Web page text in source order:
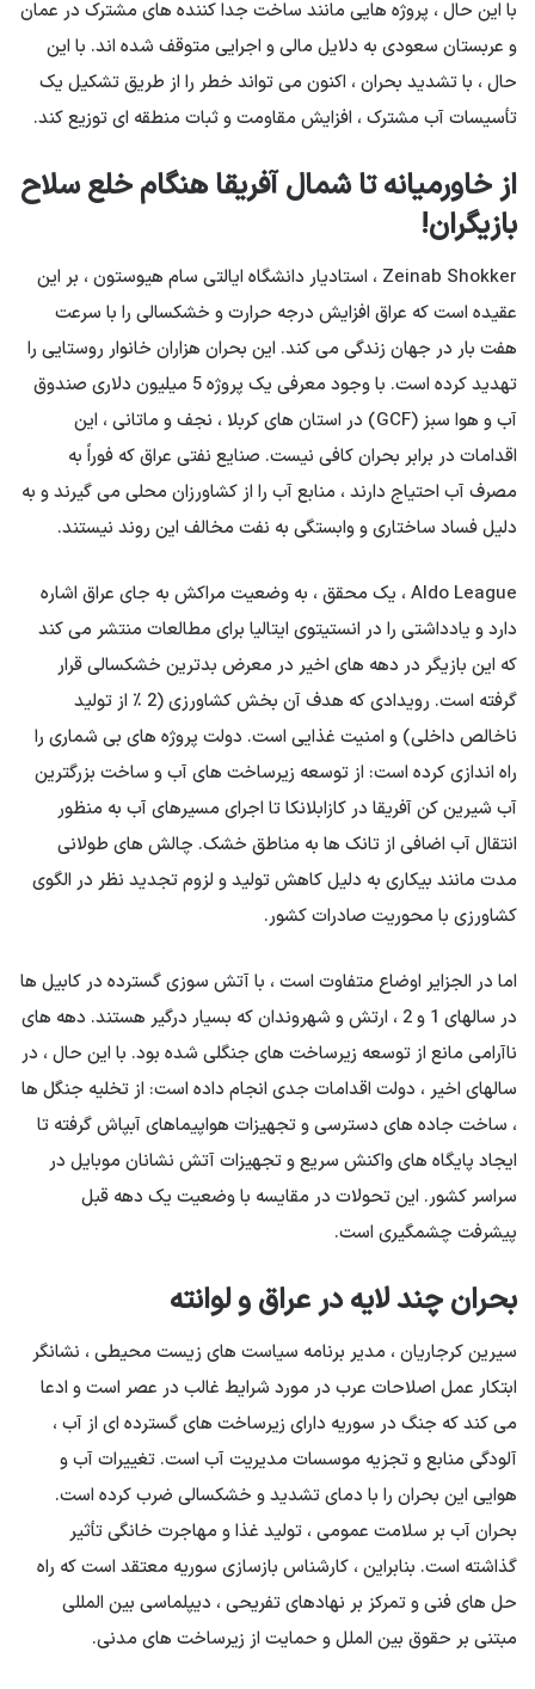
با این حال ، پروژه هایی مانند ساخت جدا کننده های مشترک در عمان
و عربستان سعودی به دلایل مالی و اجرایی متوقف شده اند. با این
حال ، با تشدید بحران ، اکنون می تواند خطر را از طریق تشکیل یک
تأسیسات آب مشترک ، افزایش مقاومت و ثبات منطقه ای توزیع کند.
از خاورمیانه تا شمال آفریقا هنگام خلع سلاح
بازیگران!
Zeinab Shokker ، استادیار دانشگاه ایالتی سام هیوستون ، بر این
عقیده است که عراق افزایش درجه حرارت و خشکسالی را با سرعت
هفت بار در جهان زندگی می کند. این بحران هزاران خانوار روستایی را
تهدید کرده است. با وجود معرفی یک پروژه 5 میلیون دلاری صندوق
آب و هوا سبز (GCF) در استان های کربلا ، نجف و ماتانی ، این
اقدامات در برابر بحران کافی نیست. صنایع نفتی عراق که فوراً به
مصرف آب احتیاج دارند ، منابع آب را از کشاورزان محلی می گیرند و به
دلیل فساد ساختاری و وابستگی به نفت مخالف این روند نیستند.
Aldo League ، یک محقق ، به وضعیت مراکش به جای عراق اشاره
دارد و یادداشتی را در انستیتوی ایتالیا برای مطالعات منتشر می کند
که این بازیگر در دهه های اخیر در معرض بدترین خشکسالی قرار
گرفته است. رویدادی که هدف آن بخش کشاورزی (2 ٪ از تولید
ناخالص داخلی) و امنیت غذایی است. دولت پروژه های بی شماری را
راه اندازی کرده است: از توسعه زیرساخت های آب و ساخت بزرگترین
آب شیرین کن آفریقا در کازابلانکا تا اجرای مسیرهای آب به منظور
انتقال آب اضافی از تانک ها به مناطق خشک. چالش های طولانی
مدت مانند بیکاری به دلیل کاهش تولید و لزوم تجدید نظر در الگوی
کشاورزی با محوریت صادرات کشور.
اما در الجزایر اوضاع متفاوت است ، با آتش سوزی گسترده در کابیل ها
در سالهای 1 و 2 ، ارتش و شهروندان که بسیار درگیر هستند. دهه های
ناآرامی مانع از توسعه زیرساخت های جنگلی شده بود. با این حال ، در
سالهای اخیر ، دولت اقدامات جدی انجام داده است: از تخلیه جنگل ها
، ساخت جاده های دسترسی و تجهیزات هواپیماهای آبپاش گرفته تا
ایجاد پایگاه های واکنش سریع و تجهیزات آتش نشانان موبایل در
سراسر کشور. این تحولات در مقایسه با وضعیت یک دهه قبل
پیشرفت چشمگیری است.
بحران چند لایه در عراق و لوانته
سیرین کرجاریان ، مدیر برنامه سیاست های زیست محیطی ، نشانگر
ابتکار عمل اصلاحات عرب در مورد شرایط غالب در عصر است و ادعا
می کند که جنگ در سوریه دارای زیرساخت های گسترده ای از آب ،
آلودگی منابع و تجزیه موسسات مدیریت آب است. تغییرات آب و
هوایی این بحران را با دمای تشدید و خشکسالی ضرب کرده است.
بحران آب بر سلامت عمومی ، تولید غذا و مهاجرت خانگی تأثیر
گذاشته است. بنابراین ، کارشناس بازسازی سوریه معتقد است که راه
حل های فنی و تمرکز بر نهادهای تفریحی ، دیپلماسی بین المللی
مبتنی بر حقوق بین الملل و حمایت از زیرساخت های مدنی.